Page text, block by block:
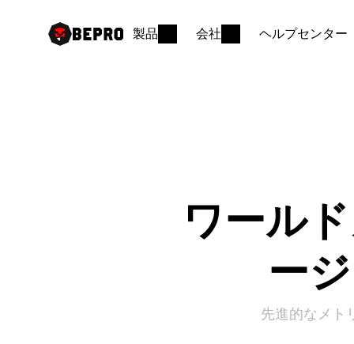
製品 会社 ヘルプセンター
ワール
ー
先進的なメト